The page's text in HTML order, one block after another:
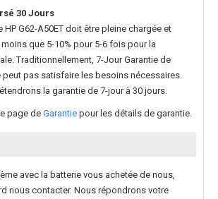
30 Jours
HP G62-A50ETdoit être pleine chargée et
que 5-10% pour 5-6 fois pour la
Traditionnellement, 7-Jour Garantie de
peut pas satisfaire les besoins nécessaires.
la garantie de 7-jour à 30 jours.
page de Garantie pour les détails de garantie.
avec la batterie vous achetée de nous,
nous contacter. Nous répondrons votre